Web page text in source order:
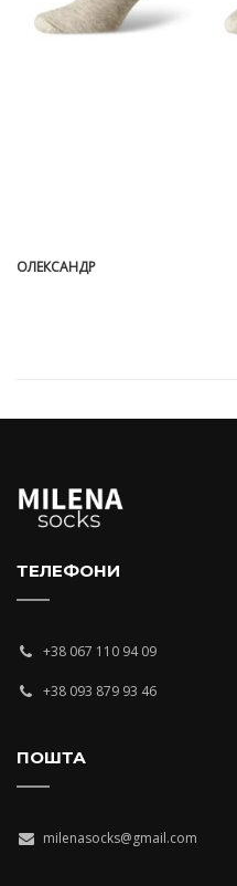
ОЛЕКСАНДР
ТЕЛЕФОНИ
+38 067 110 94 09
+38 093 879 93 46
ПОШТА
milenasocks@gmail.com